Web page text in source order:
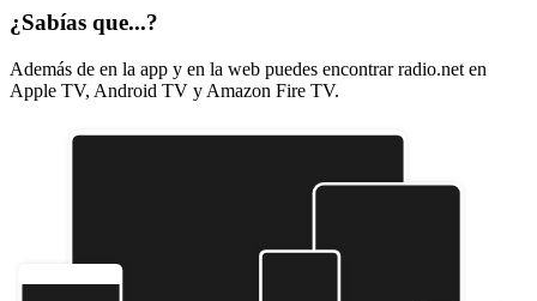
¿Sabías que...?
Además de en la app y en la web puedes encontrar radio.net en
Apple TV, Android TV y Amazon Fire TV.